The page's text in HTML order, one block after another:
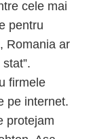
cele mai
pentru
Romania ar
firmele
pe internet.
protejam